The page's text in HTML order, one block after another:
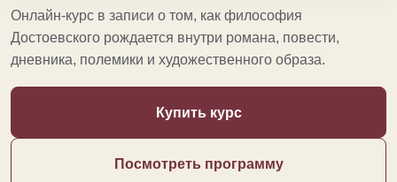
Онлайн-курс в записи о том, как философия
Достоевского рождается внутри романа, повести,
дневника, полемики и художественного образа.
Купить курс
Посмотреть программу